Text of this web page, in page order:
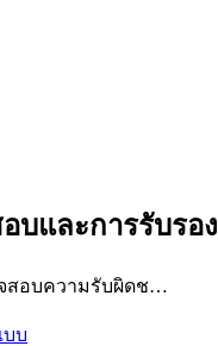
บและการรับรอง
สอบความรับผิดช…
บบ